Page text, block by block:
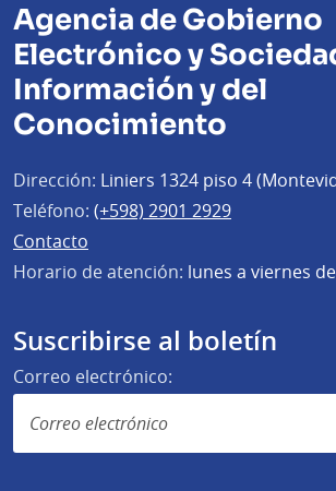
Agencia de Gobierno
Electrónico y
Información y del
Conocimiento
Dirección: Liniers 1324 piso 4
Teléfono: (+598) 2901 2929
Contacto
Horario de atención: lunes a viernes
Suscribirse al boletín
Correo electrónico: